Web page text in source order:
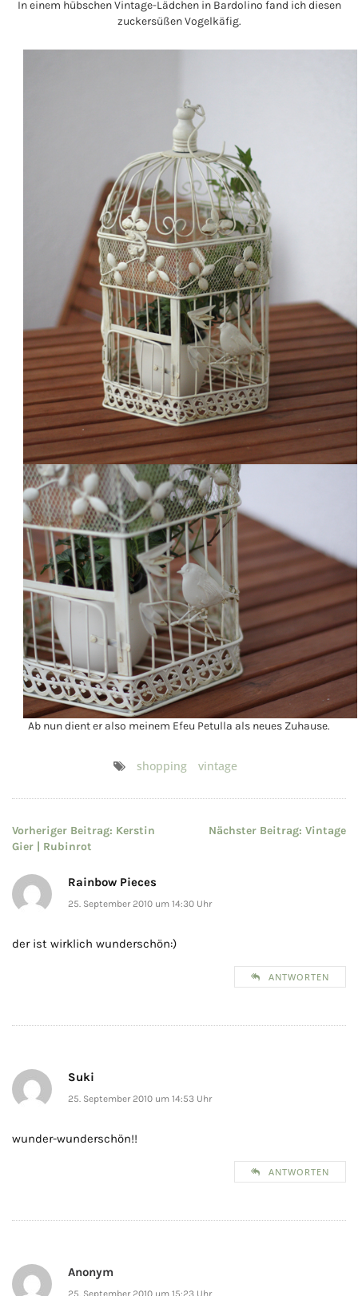
In einem hübschen Vintage-Lädchen in Bardolino fand ich diesen
zuckersüßen Vogelkäfig.
Ab nun dient er also meinem Efeu Petulla als neues Zuhause.
shopping vintage
Beitragsnavigation
Vorheriger Beitrag: Kerstin
Gier | Rubinrot
Nächster Beitrag: Vintage
Rainbow Pieces
25. September 2010 um 14:30 Uhr
der ist wirklich wunderschön:)
ANTWORTEN
Suki
25. September 2010 um 14:53 Uhr
wunder-wunderschön!!
ANTWORTEN
Anonym
25. September 2010 um 15:23 Uhr